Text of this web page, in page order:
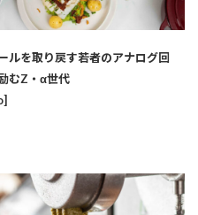
ルを取り戻す若者のアナログ回
むZ・α世代